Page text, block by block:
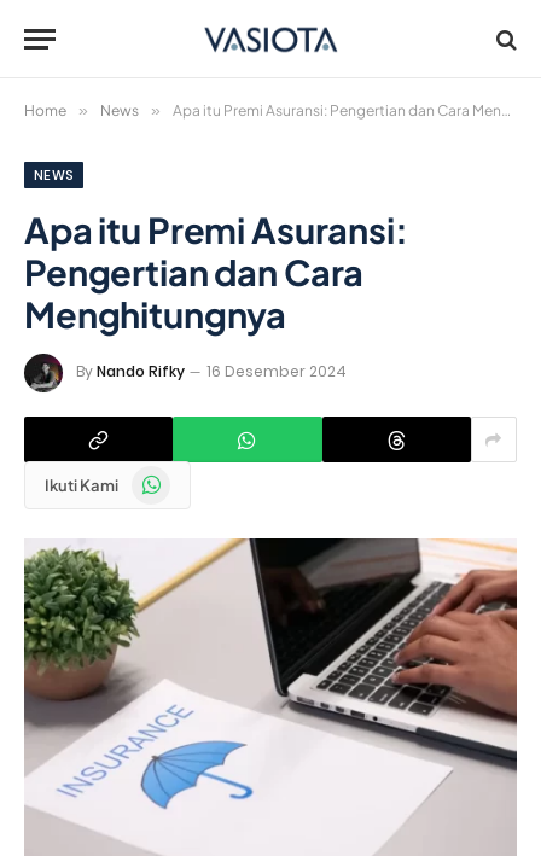
Home » News » Apa itu Premi Asuransi: Pengertian dan Cara Menghitungnya
NEWS
Apa itu Premi Asuransi:
Pengertian dan Cara
Menghitungnya
ByNando Rifky 16 Desember 2024
Ikuti Kami WhatsApp